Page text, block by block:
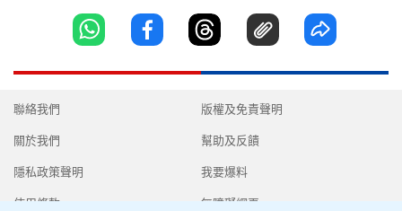
聯絡我們
關於我們
隱私政策聲明
使用條款
版權及免責聲明
幫助及反饋
我要爆料
無障礙網頁